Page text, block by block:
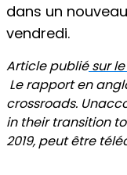
dans un
vendredi.
Article publiésur le
Le rapport en
crossroads.
in their transition
2019, peut être